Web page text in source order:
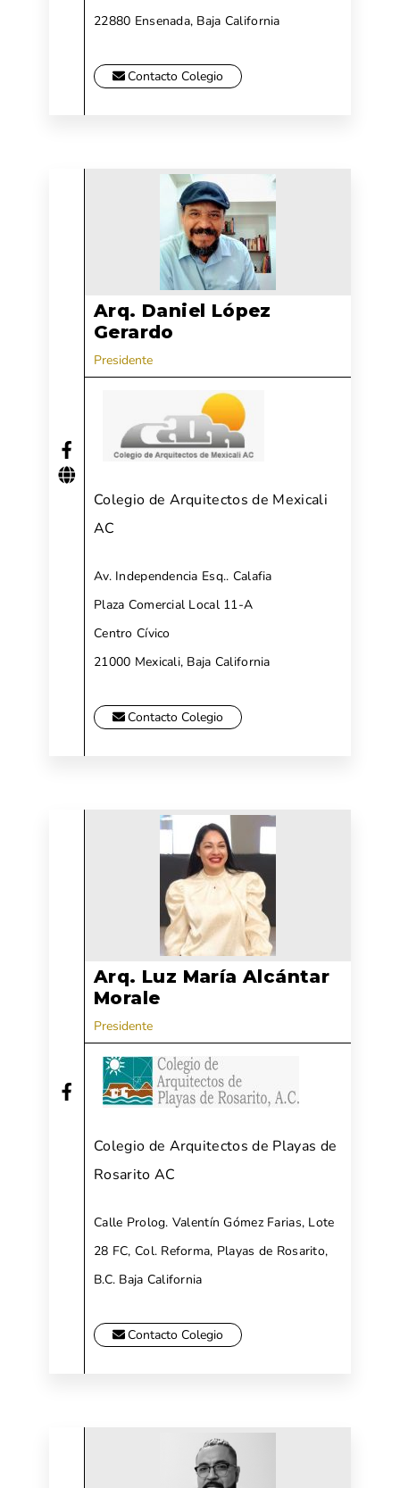
22880 Ensenada, Baja California
Contacto Colegio
Arq. Daniel López
Gerardo
Presidente
Colegio de Arquitectos de Mexicali
AC
Av. Independencia Esq.. Calafia
Plaza Comercial Local 11-A
Centro Cívico
21000 Mexicali, Baja California
Contacto Colegio
Arq. Luz María Alcántar
Morale
Presidente
Colegio de Arquitectos de Playas de
Rosarito AC
Calle Prolog. Valentín Gómez Farias, Lote
28 FC, Col. Reforma, Playas de Rosarito,
B.C. Baja California
Contacto Colegio